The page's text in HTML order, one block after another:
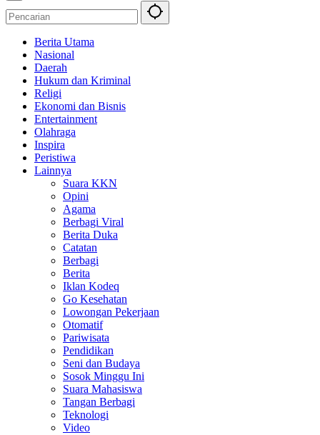
Berita Utama
Nasional
Daerah
Hukum dan Kriminal
Religi
Ekonomi dan Bisnis
Entertainment
Olahraga
Inspira
Peristiwa
Lainnya
Suara KKN
Opini
Agama
Berbagi Viral
Berita Duka
Catatan
Berbagi
Berita
Iklan Kodeq
Go Kesehatan
Lowongan Pekerjaan
Otomatif
Pariwisata
Pendidikan
Seni dan Budaya
Sosok Minggu Ini
Suara Mahasiswa
Tangan Berbagi
Teknologi
Video